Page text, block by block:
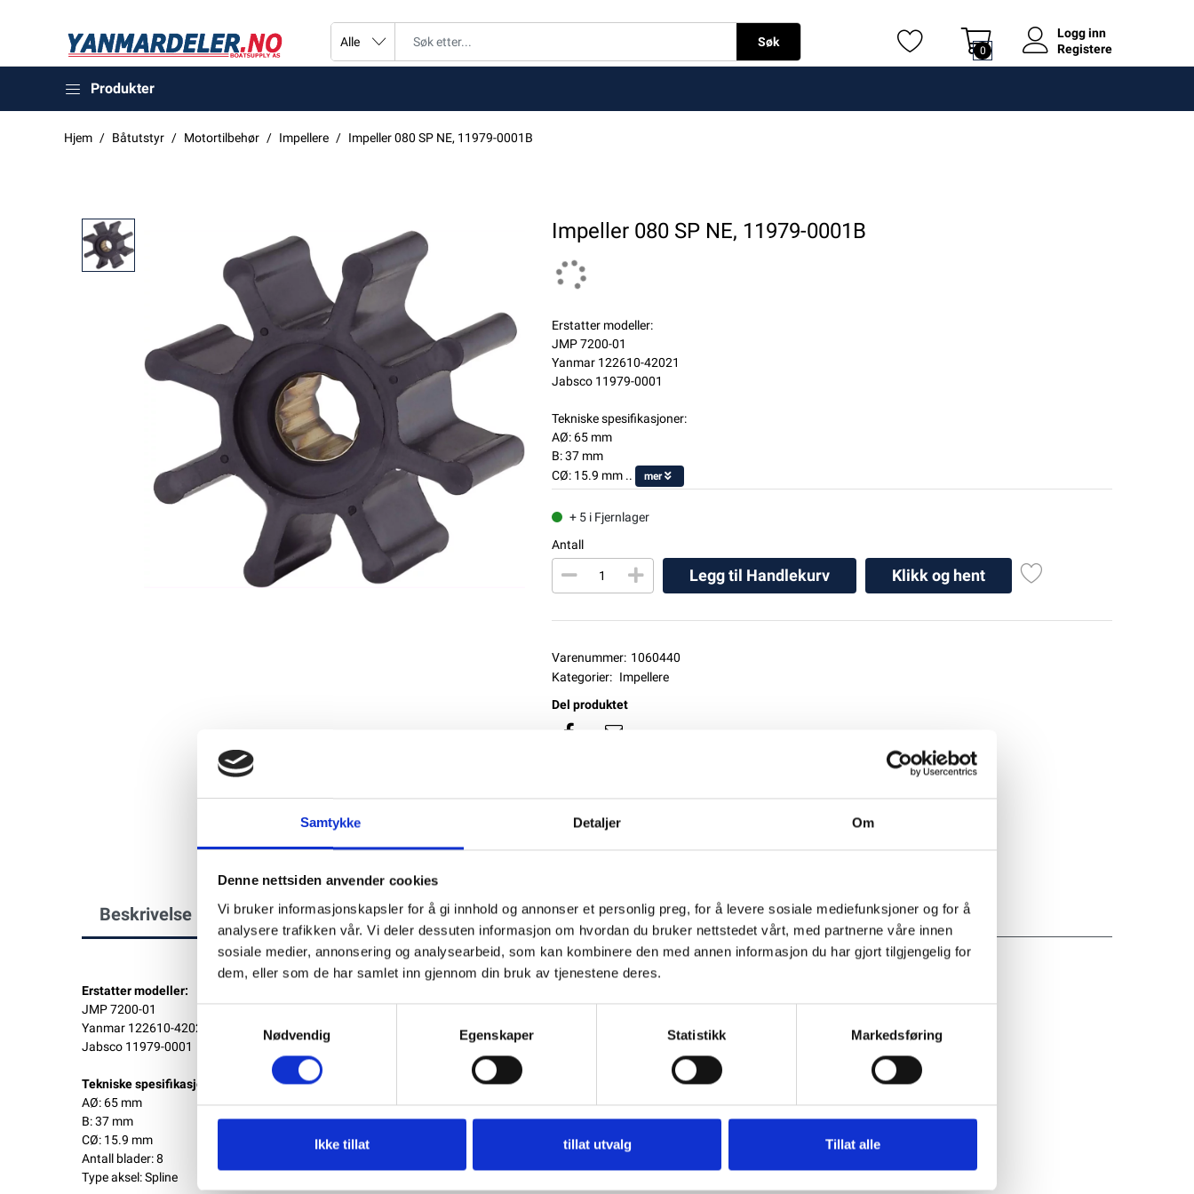
Samtykke Detaljer Om
Denne nettsiden anvender cookies
Vi bruker informasjonskapsler for å gi innhold og annonser et personlig preg, for å levere sosiale mediefunksjoner og for å
analysere trafikken vår. Vi deler dessuten informasjon om hvordan du bruker nettstedet vårt, med partnerne våre innen
sosiale medier, annonsering og analysearbeid, som kan kombinere den med annen informasjon du har gjort tilgjengelig for
dem, eller som de har samlet inn gjennom din bruk av tjenestene deres.
Nødvendig
Egenskaper Statistikk Markedsføring
Ikke tillat tillat utvalg Tillat alle
Søk
0
Logg inn
Registere
Produkter
Hjem Båtutstyr Motortilbehør Impellere Impeller 080 SP NE, 11979-0001B
Impeller 080 SP NE, 11979-0001B
Erstatter modeller:
JMP 7200-01
Yanmar 122610-42021
Jabsco 11979-0001
Tekniske spesifikasjoner:
AØ: 65 mm
B: 37 mm
CØ: 15.9 mm ..
mer
+ 5 i Fjernlager
Antall
Legg til Handlekurv Klikk og hent
Varenummer: 1060440
Kategorier: Impellere
Del produktet
Beskrivelse
Erstatter modeller:
JMP 7200-01
Yanmar 122610-42021
Jabsco 11979-0001
Tekniske spesifikasjoner:
AØ: 65 mm
B: 37 mm
CØ: 15.9 mm
Antall blader: 8
Type aksel: Spline